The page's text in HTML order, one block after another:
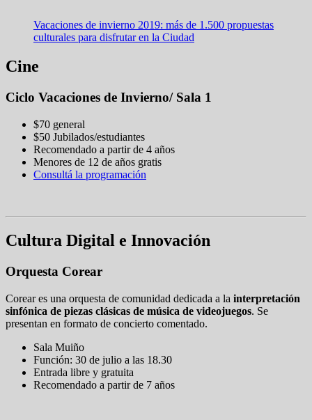
Vacaciones de invierno 2019: más de 1.500 propuestas
culturales para disfrutar en la Ciudad
Cine
Ciclo Vacaciones de Invierno/ Sala 1
$70 general
$50 Jubilados/estudiantes
Recomendado a partir de 4 años
Menores de 12 de años gratis
Consultá la programación
Cultura Digital e Innovación
Orquesta Corear
Corear es una orquesta de comunidad dedicada a la interpretación
sinfónica de piezas clásicas de música de videojuegos. Se
presentan en formato de concierto comentado.
Sala Muiño
Función: 30 de julio a las 18.30
Entrada libre y gratuita
Recomendado a partir de 7 años